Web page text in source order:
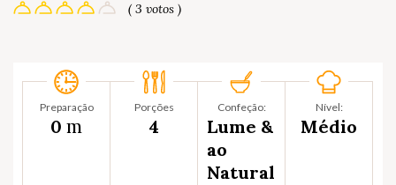
( 3 votos )
Preparação
0 m
Porções
4
Confeção:
Lume &
ao
Natural
Nível:
Médio